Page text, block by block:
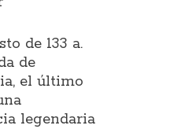
de 133 a.
de
el último
legendaria